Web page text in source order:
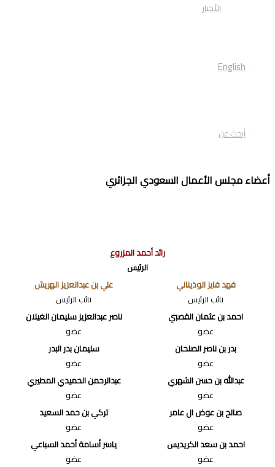
الأخبار
English
أبحث عن
مجلس الأعمال السعودي الجزائري
رائد أحمد المزروع
الرئيس
فهد فايز الوذيناني
نائب الرئيس
علي بن عبدالعزيز الهريش
نائب الرئيس
احمد بن عثمان القصبي
عضو
ناصر عبدالعزيز سليمان الغيلان
عضو
بدر بن ناصر الصلحان
عضو
سليمان بدر البدر
عضو
عبدالله بن حسن الشهري
عضو
عبدالرحمن الحميدي المطيري
عضو
صالح بن عوض ال عامر
عضو
تركي بن حمد السعيد
عضو
احمد بن سعد الكريديس
عضو
ياسر أسامة أحمد السباعي
عضو